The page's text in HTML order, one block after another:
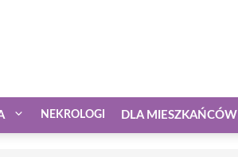
NEKROLOGI DLA MIESZKAŃCÓW